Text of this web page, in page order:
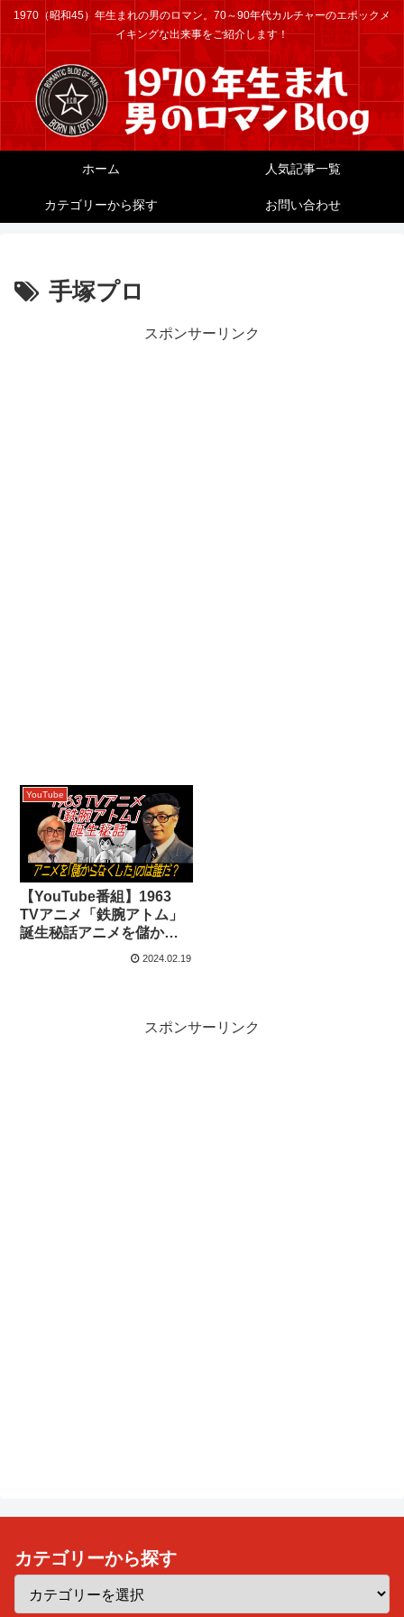
1970（昭和45）年生まれの男のロマン。70～90年代カルチャーのエポックメ
イキングな出来事をご紹介します！
ホーム 人気記事一覧
カテゴリーから探す お問い合わせ
手塚プロ
スポンサーリンク
YouTube
【YouTube番組】1963
TVアニメ「鉄腕アトム」
誕生秘話アニメを儲から
なくしたのは誰だ？
2024.02.19
スポンサーリンク
カテゴリーから探す